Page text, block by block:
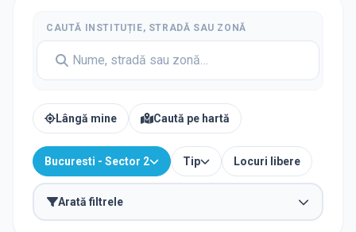
CAUTĂ INSTITUȚIE, STRADĂ SAU ZONĂ
Lângă mine Caută pe hartă
Bucuresti - Sector 2 Tip Locuri libere
Arată filtrele